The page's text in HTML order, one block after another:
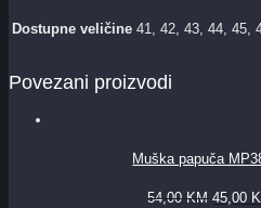
Dostupne veličine 41, 42, 43, 44, 45,
Povezani proizvodi
Muška papuča
54,00 KM 45,00